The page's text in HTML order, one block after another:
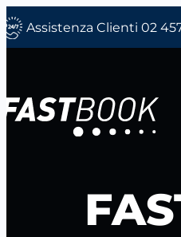
Vai
al
Assistenza Clienti 02